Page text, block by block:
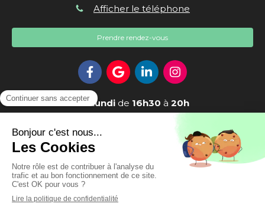
Afficher le téléphone
Prendre rendez-vous
Le Lundi de 16h30 à 20h
LeMercrediet 18h30 à20h30
LeVendredi
20h30
Le Samedi de 9h 13h30
Création et référencement du site par Simplébo